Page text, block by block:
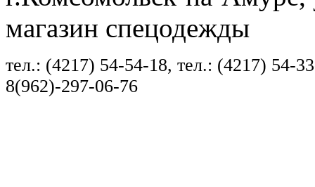
магазин спецодежды
тел.: (4217) 54-54-18, тел.: (4217) 54-
8(962)-297-06-76